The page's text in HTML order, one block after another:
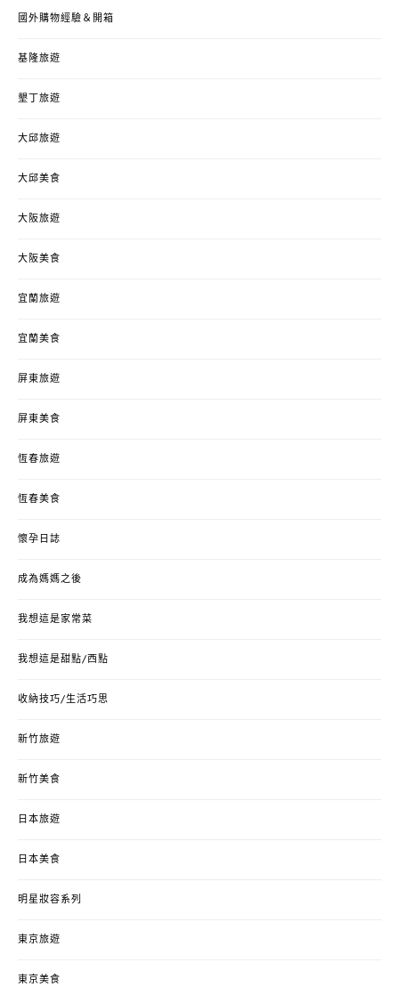
國外購物經驗＆開箱
基隆旅遊
墾丁旅遊
大邱旅遊
大邱美食
大阪旅遊
大阪美食
宜蘭旅遊
宜蘭美食
屏東旅遊
屏東美食
恆春旅遊
恆春美食
懷孕日誌
成為媽媽之後
我想這是家常菜
我想這是甜點/西點
收納技巧/生活巧思
新竹旅遊
新竹美食
日本旅遊
日本美食
明星妝容系列
東京旅遊
東京美食